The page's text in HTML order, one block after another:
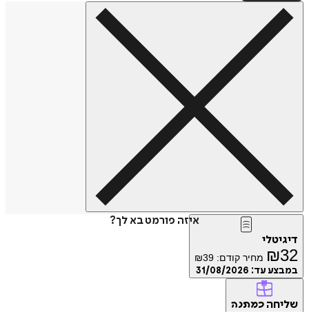
איזה פורמט בא לך?
דיגיטלי
₪32 מחיר קודם: ₪39
במבצע עד: 31/08/2026
שליחה כמתנה